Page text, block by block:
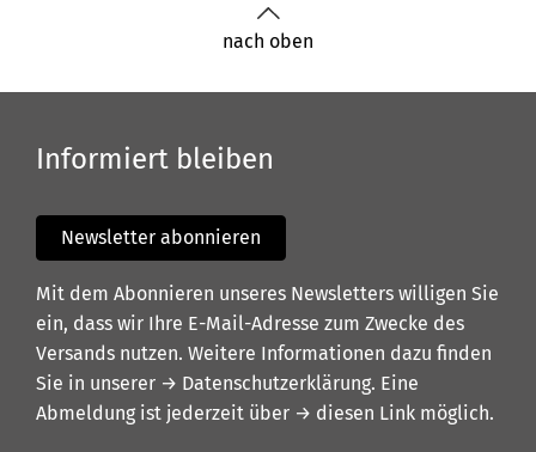
nach oben
Informiert bleiben
Newsletter abonnieren
Mit dem Abonnieren unseres Newsletters willigen Sie
ein, dass wir Ihre E-Mail-Adresse zum Zwecke des
Versands nutzen. Weitere Informationen dazu finden
Sie in unserer → Datenschutzerklärung. Eine
Abmeldung ist jederzeit über → diesen Link möglich.